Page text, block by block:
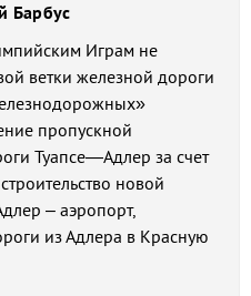
Барбус
Играм не
ветки железной дороги
пропускной
Туапсе—Адлер за счет
новой
– аэропорт,
из Адлера в Красную